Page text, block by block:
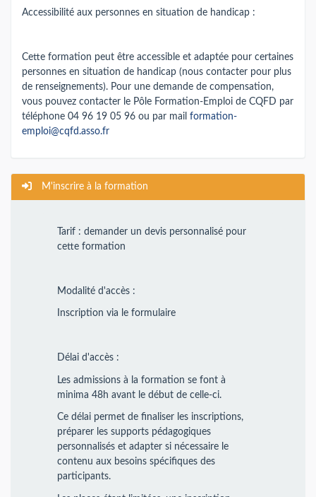
Accessibilité aux personnes en situation de handicap :
Cette formation peut être accessible et adaptée pour certaines
personnes en situation de handicap (nous contacter pour plus
de renseignements). Pour une demande de compensation,
vous pouvez contacter le Pôle Formation-Emploi de CQFD par
téléphone 04 96 19 05 96 ou par mail formation-
emploi@cqfd.asso.fr
M'inscrire à la formation
Tarif : demander un devis personnalisé pour
cette formation
Modalité d'accès :
Inscription via le formulaire
Délai d'accès :
Les admissions à la formation se font à
minima 48h avant le début de celle-ci.
Ce délai permet de finaliser les inscriptions,
préparer les supports pédagogiques
personnalisés et adapter si nécessaire le
contenu aux besoins spécifiques des
participants.